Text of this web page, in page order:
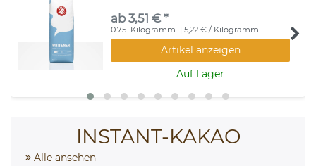
ab 3,51 € *
0.75 Kilogramm | 5,22 € / Kilogramm
Artikel anzeigen
Auf Lager
INSTANT-KAKAO
Alle ansehen